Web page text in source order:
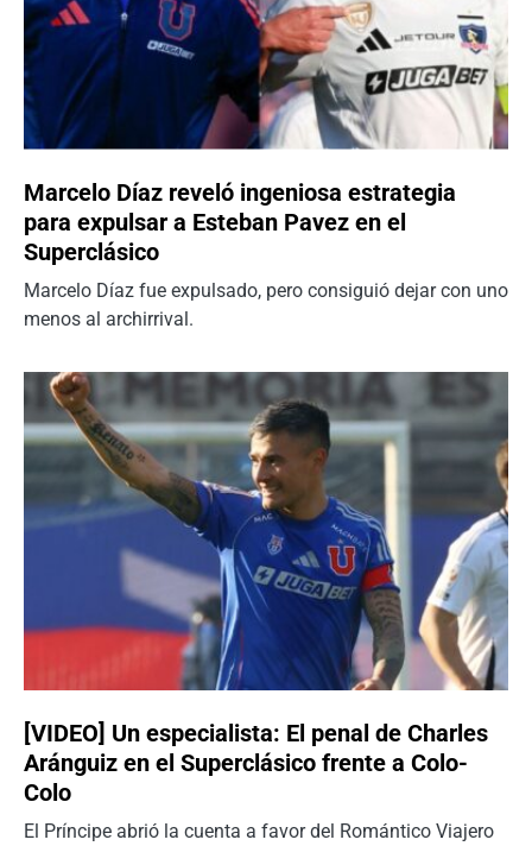
Marcelo Díaz reveló ingeniosa estrategia
para expulsar a Esteban Pavez en el
Superclásico
Marcelo Díaz fue expulsado, pero consiguió dejar con uno
menos al archirrival.
[VIDEO] Un especialista: El penal de Charles
Aránguiz en el Superclásico frente a Colo-
Colo
El Príncipe abrió la cuenta a favor del Romántico Viajero